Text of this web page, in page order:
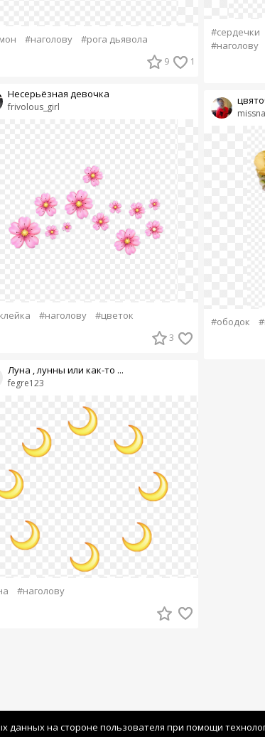
#наголову #рога дьявола
9 1
frivolous_girl
Несерьёзная девочка
#наголову #цветок
3
fegre123
Луна , лунны или как-то ...
#наголову
#сердечки
#наголову
#ободок
на стороне пользователя при помощи